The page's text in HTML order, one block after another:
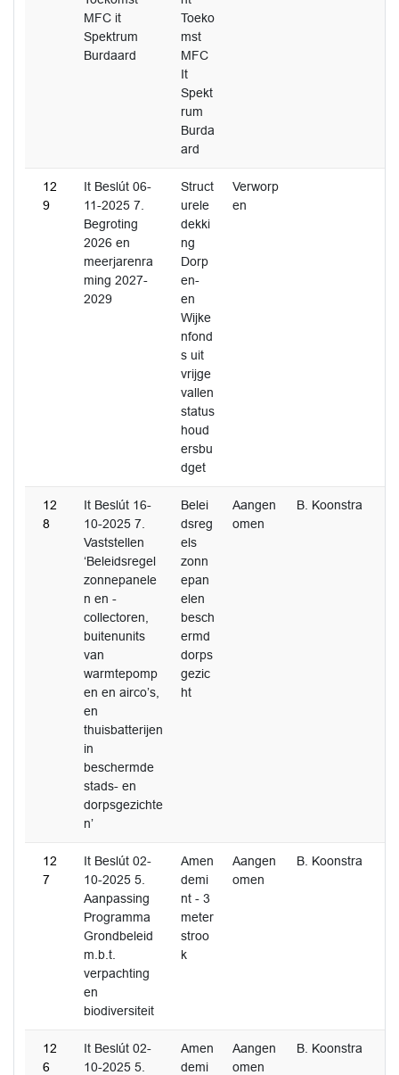
MFC it
Spektrum
Burdaard
Toeko
mst
MFC
It
Spekt
rum
Burda
ard
12
9
It Beslút 06-
11-2025 7.
Begroting
2026 en
meerjarenra
ming 2027-
2029
Struct
urele
dekki
ng
Dorp
en-
en
Wijke
nfond
s uit
vrijge
vallen
status
houd
ersbu
dget
Verworp
en
12
8
It Beslút 16-
10-2025 7.
Vaststellen
‘Beleidsregel
zonnepanele
n en -
collectoren,
buitenunits
van
warmtepomp
en en airco’s,
en
thuisbatterijen
in
beschermde
stads- en
dorpsgezichte
n’
Belei
dsreg
els
zonn
epan
elen
besch
ermd
dorps
gezic
ht
Aangen
omen
B. Koonstra
12
7
It Beslút 02-
10-2025 5.
Aanpassing
Programma
Grondbeleid
m.b.t.
verpachting
en
biodiversiteit
Amen
demi
nt - 3
meter
stroo
k
Aangen
omen
B. Koonstra
12
6
It Beslút 02-
10-2025 5.
Amen
demi
Aangen
omen
B. Koonstra